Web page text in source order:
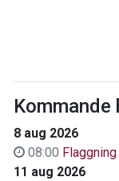
Kommande
8 aug 2026
08:00 Flaggning
11 aug 2026